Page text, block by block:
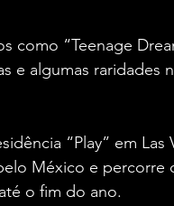
como “Teenage
e algumas raridades
“Play” em Las
México e percorre
o fim do ano.